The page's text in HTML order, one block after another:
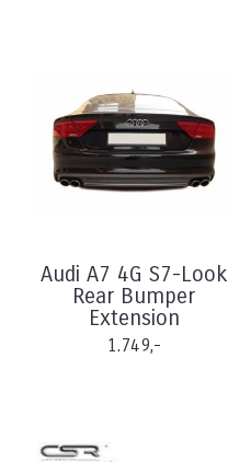
Audi A7 4G S7-Look
Rear Bumper
Extension
1.749,-